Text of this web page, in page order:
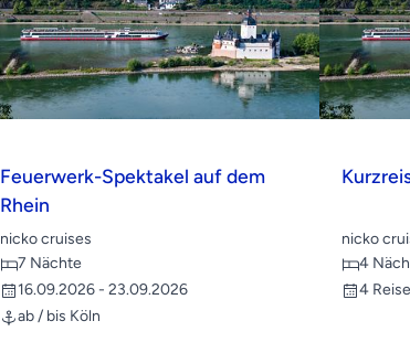
Feuerwerk-Spektakel auf dem
Rhein
nicko cruises
7 Nächte
16.09.2026 - 23.09.2026
ab / bis Köln
nicko
4
4